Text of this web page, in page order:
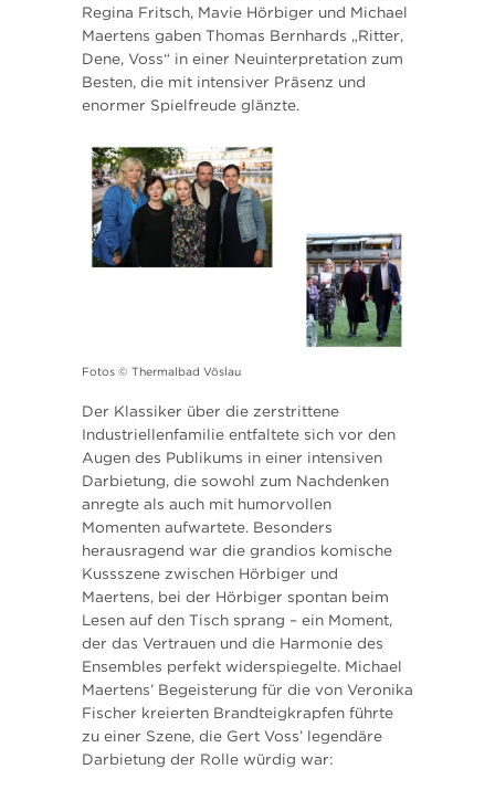
Regina Fritsch, Mavie Hörbiger und Michael
Maertens gaben Thomas Bernhards „Ritter,
Dene, Voss“ in einer Neuinterpretation zum
Besten, die mit intensiver Präsenz und
enormer Spielfreude glänzte.
Fotos © Thermalbad Vöslau
Der Klassiker über die zerstrittene
Industriellenfamilie entfaltete sich vor den
Augen des Publikums in einer intensiven
Darbietung, die sowohl zum Nachdenken
anregte als auch mit humorvollen
Momenten aufwartete. Besonders
herausragend war die grandios komische
Kussszene zwischen Hörbiger und
Maertens, bei der Hörbiger spontan beim
Lesen auf den Tisch sprang – ein Moment,
der das Vertrauen und die Harmonie des
Ensembles perfekt widerspiegelte. Michael
Maertens’ Begeisterung für die von Veronika
Fischer kreierten Brandteigkrapfen führte
zu einer Szene, die Gert Voss’ legendäre
Darbietung der Rolle würdig war: